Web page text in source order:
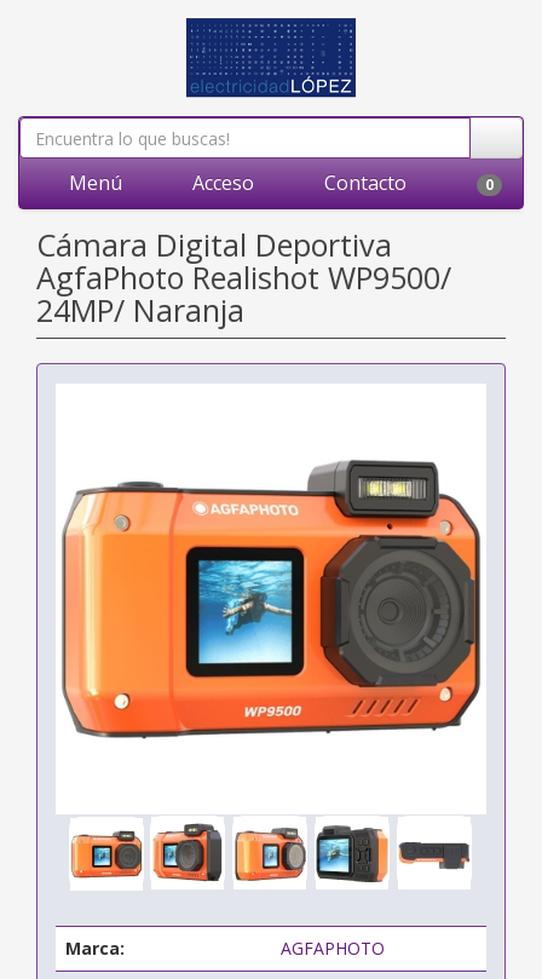
Menú Acceso Contacto 0
Cámara Digital Deportiva
AgfaPhoto Realishot WP9500/
24MP/ Naranja
Marca:
AGFAPHOTO